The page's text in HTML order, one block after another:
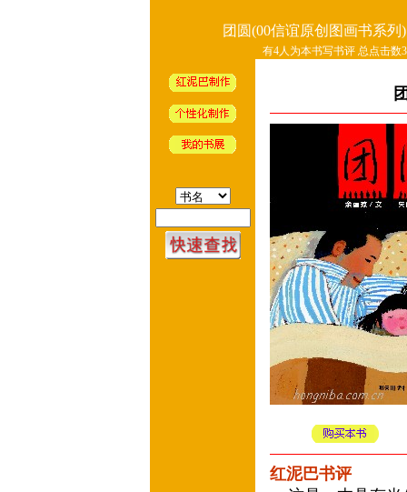
团圆(00信谊原创图画书系列)
有4人为本书写书评 总点击数
红泥巴书评